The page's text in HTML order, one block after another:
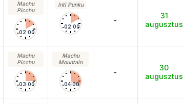
Machu
Picchu
02:00
Inti Punku
02:00
-
31
augusztus
Machu
Picchu
03:00
Machu
Mountain
04:00
-
30
augusztus